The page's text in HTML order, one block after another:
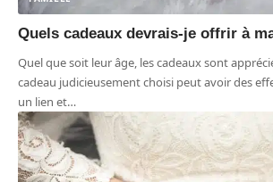
Quels cadeaux devrais-je offrir à
Quel que soit leur âge, les cadeaux sont
cadeau judicieusement choisi peut avoir des
un lien et…